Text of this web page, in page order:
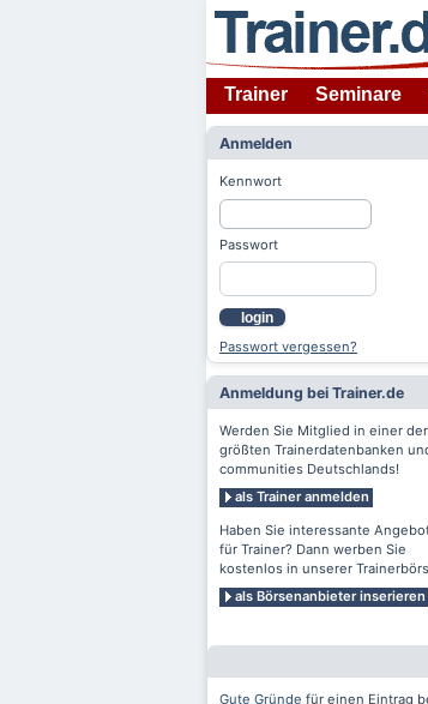
Trainer Seminare
Anmelden
Kennwort
Passwort
login
Passwort vergessen?
Anmeldung bei Trainer.de
Werden Sie Mitglied in einer der
größten Trainerdatenbanken
communities Deutschlands!
als Trainer anmelden
Haben Sie interessante
für Trainer? Dann werben Sie
kostenlos in unserer
als Börsenanbieter inserieren
Gute Gründe für einen Eintrag